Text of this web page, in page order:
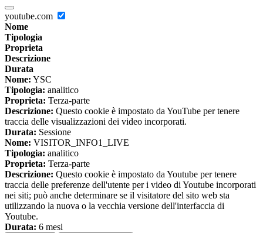
youtube.com
Nome
Tipologia
Proprieta
Descrizione
Durata
Nome: YSC
Tipologia: analitico
Proprieta: Terza-parte
Descrizione: Questo cookie è impostato da YouTube per tenere
traccia delle visualizzazioni dei video incorporati.
Durata: Sessione
Nome: VISITOR_INFO1_LIVE
Tipologia: analitico
Proprieta: Terza-parte
Descrizione: Questo cookie è impostato da Youtube per tenere
traccia delle preferenze dell'utente per i video di Youtube incorporati
nei siti; può anche determinare se il visitatore del sito web sta
utilizzando la nuova o la vecchia versione dell'interfaccia di
Youtube.
Durata: 6 mesi